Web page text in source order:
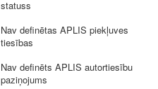
statuss
Nav definētas APLIS piekļuves
tiesības
Nav definēts APLIS autortiesību
paziņojums